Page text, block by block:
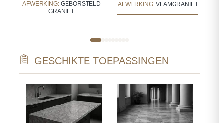
AFWERKING: GEBORSTELD
GRANIET
AFWERKING: VLAMGRANIET
GESCHIKTE TOEPASSINGEN